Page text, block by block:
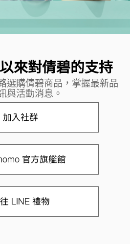
來對倩碧的支持
選購倩碧商品，掌握最新品
與活動消息。
加入社群
官方旗艦館
LINE 禮物